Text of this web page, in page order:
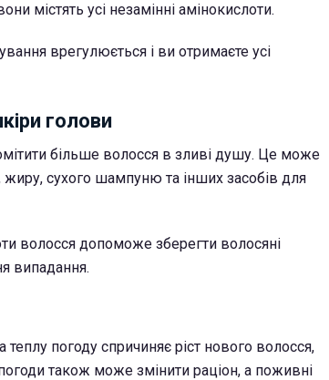
містять усі незамінні амінокислоти.
врегулюється і ви отримаєте усі
голови
більше волосся в зливі душу. Це може
жиру, сухого шампуню та інших засобів для
волосся допоможе зберегти волосяні
випадання.
теплу погоду спричиняє ріст нового волосся,
також може змінити раціон, а поживні